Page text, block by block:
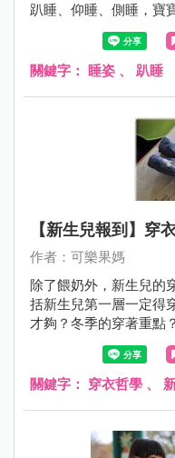
趴睡、仰睡、側睡，寶
關鍵字： 睡姿 、 趴睡
【新生兒報到】穿
作者：可樂果媽
除了餵奶外，新生兒的
括新生兒第一層一定得
才夠？冬季的穿著重點
澡到穿衣的育兒經驗，
關鍵字： 穿衣哲學 、